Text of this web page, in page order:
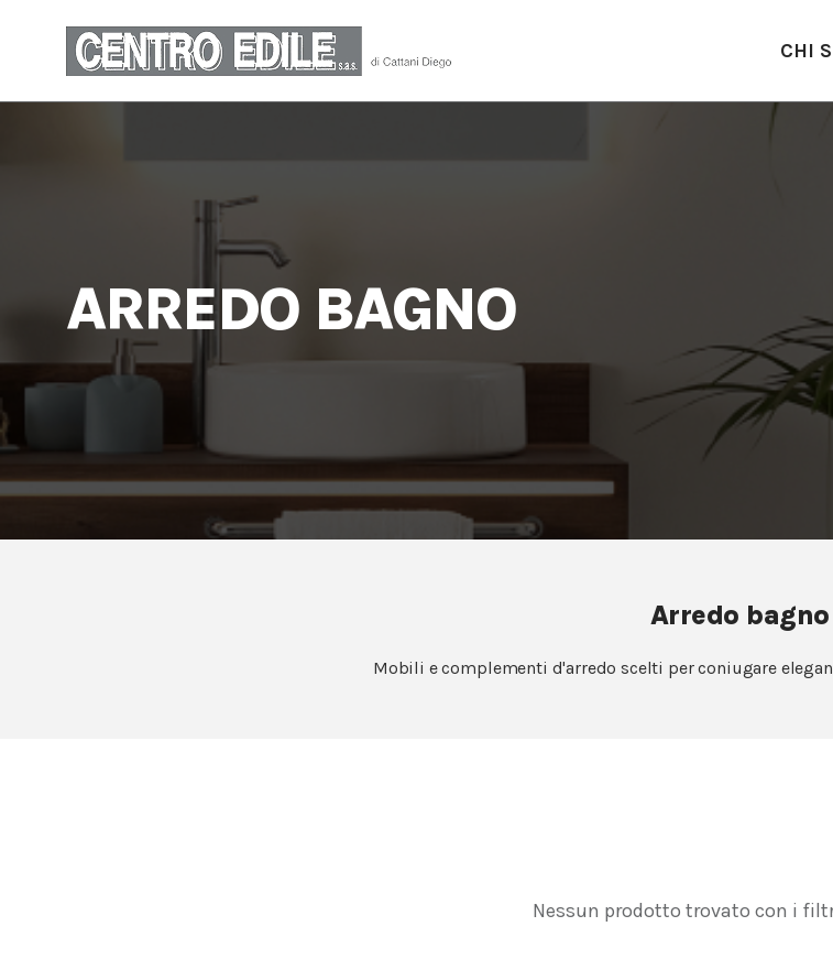
CHI
ARREDO BAGNO
Arredo bagno
Mobili e complementi d'arredo scelti per coniugare
Nessun prodotto trovato con i